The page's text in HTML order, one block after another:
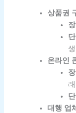
상품권
온라인
대행 업